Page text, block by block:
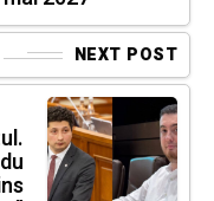
NEXT POST